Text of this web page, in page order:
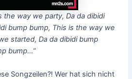
the way we party, Da da dibidi
bump bump, This is the way we
started, Da da dibidi bump
bump…“
Songzeilen?! Wer hat sich nicht